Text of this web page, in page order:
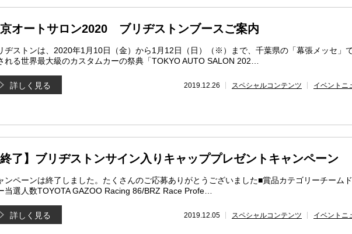
オートサロン2020 ブリヂストンブースご案内
ヂストンは、2020年1月10日（金）から1月12日（日）（※）まで、千葉県の「幕張メッセ」
れる世界最大級のカスタムカーの祭典「TOKYO AUTO SALON 202…
2019.12.26 スペシャルコンテンツ イベントニ
詳しく見る
終了】ブリヂストンサイン入りキャッププレゼントキャンペーン
ンペーンは終了しました。たくさんのご応募ありがとうございました■賞品カテゴリーチーム
当選人数TOYOTA GAZOO Racing 86/BRZ Race Profe…
2019.12.05 スペシャルコンテンツ イベントニ
詳しく見る